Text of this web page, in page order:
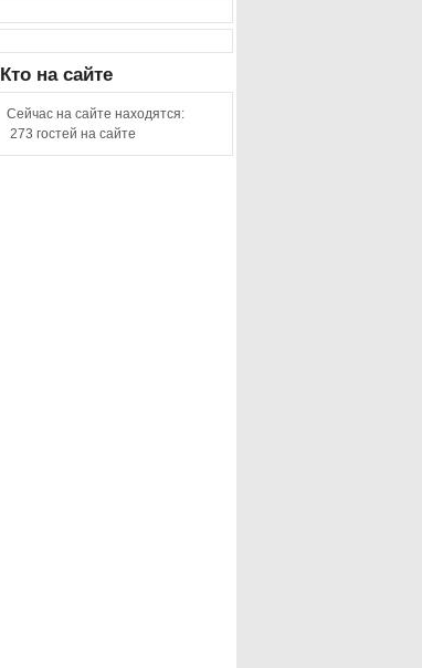
Кто на сайте
Сейчас на сайте находятся:
273 гостей на сайте